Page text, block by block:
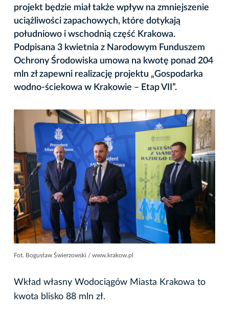
projekt będzie miał także wpływ na zmniejszenie
uciążliwości zapachowych, które dotykają
południowo i wschodnią część Krakowa.
Podpisana 3 kwietnia z Narodowym Funduszem
Ochrony Środowiska umowa na kwotę ponad 204
mln zł zapewni realizację projektu „Gospodarka
wodno-ściekowa w Krakowie – Etap VII”.
Fot. Bogusław Świerzowski / www.krakow.pl
Wkład własny Wodociągów Miasta Krakowa to
kwota blisko 88 mln zł.